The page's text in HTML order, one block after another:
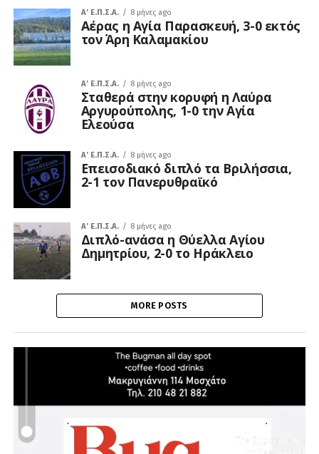
A' Ε.Π.Σ.Α. 8 μήνες ago
Αέρας η Αγία Παρασκευή, 3-0 εκτός
τον Άρη Καλαμακίου
A' Ε.Π.Σ.Α. 8 μήνες ago
Σταθερά στην κορυφή η Λαύρα
Αργυρούπολης, 1-0 την Αγία
Ελεούσα
A' Ε.Π.Σ.Α. 8 μήνες ago
Επεισοδιακό διπλό τα Βριλήσσια,
2-1 τον Πανερυθραϊκό
A' Ε.Π.Σ.Α. 8 μήνες ago
Διπλό-ανάσα η Θύελλα Αγίου
Δημητρίου, 2-0 το Ηράκλειο
MORE POSTS